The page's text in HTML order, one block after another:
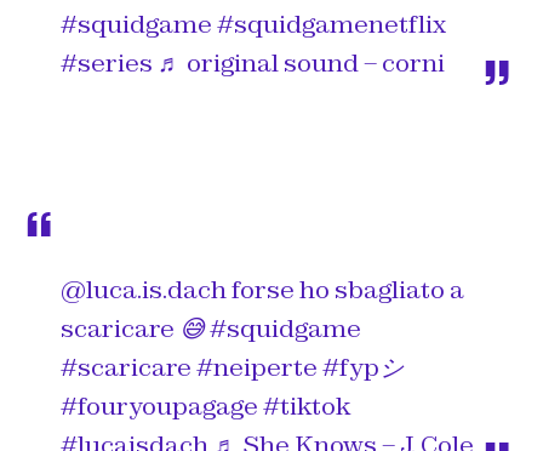
#squidgame#squidgamenetflix
#series ♬ original sound – corni
@luca.is.dachforse ho sbagliato a
scaricare 😅#squidgame
#scaricare#neiperte#fypシ
#fouryoupagage#tiktok